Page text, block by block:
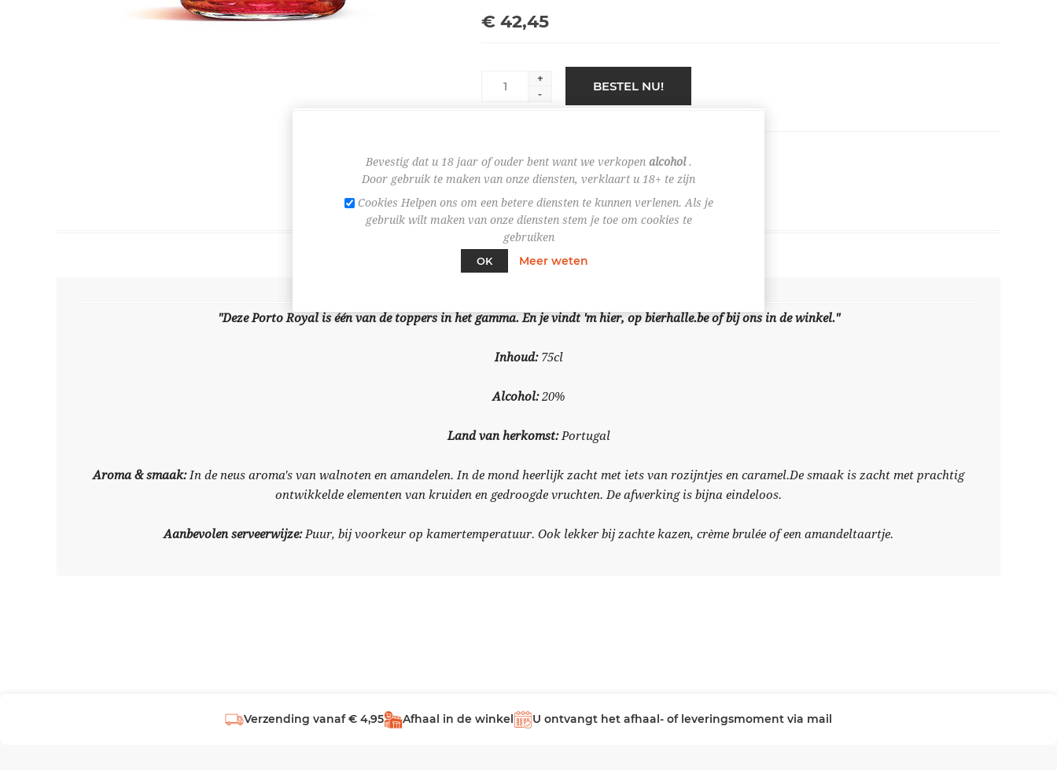
€ 42,45
+
-
BESTEL NU!
OVERVIEW SPECIFICATIES
"Deze Porto Royal is één van de toppers in het gamma. En je vindt 'm hier, op bierhalle.be of bij ons in de winkel."
Inhoud: 75cl
Alcohol:20%
Land van herkomst:Portugal
Aroma & smaak:In de neus aroma's van walnoten en amandelen. In de mond heerlijk zacht met iets van rozijntjes en caramel.De smaak is zacht met prachtig
ontwikkelde elementen van kruiden en gedroogde vruchten. De afwerking is bijna eindeloos.
Aanbevolen serveerwijze:Puur, bij voorkeur op kamertemperatuur. Ook lekker bij zachte kazen, crème brulée of een amandeltaartje.
Verzending vanaf € 4,95 Afhaal in de winkel U ontvangt het afhaal- of leveringsmoment via mail
Bevestig dat u 18 jaar of ouder bent want we verkopen alcohol.
Door gebruik te maken van onze diensten, verklaart u 18+ te zijn
Cookies Helpen ons om een betere diensten te kunnen verlenen. Als je
gebruik wilt maken van onze diensten stem je toe om cookies te
gebruiken
OK
Meer weten